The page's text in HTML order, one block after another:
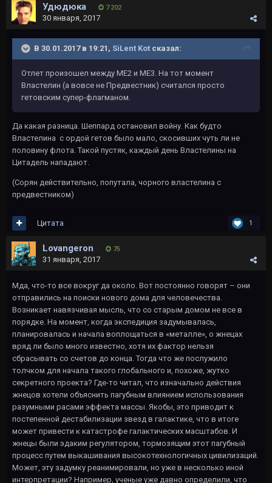
Удюдюка 7 202
30 января, 2017
В 30.01.2017 в 19:21, SiLent Kot сказал:
Отлет произошел между ME2 и ME3. На тот момент
Властелин (а вовсе не Предвестник) считался просто
гетовским супер-флагманом.
Да какая разница. Шеппард остановил войну. Как будто
Властелина с ордой гетов было мало, скосивших чуть ли не
половину флота. Такой пустяк, каждый день Властелины на
Цитадель нападают.
(Сорян действительно, попутала, чорного властелина с
предвестником)
1
Цитата
Lovangeron 75
31 января, 2017
Мда, что-то все вокруг да около. Вот постоянно говорят – они
отправились на поиски нового дома для человечества.
Возникает навязчивая мысль, что со старым домом не все в
порядке. На момент, когда экспедиция задумывалась,
планировалась и начала воплощаться в «металле», о жнецах
вряд ли было много известно, хотя их фактор нельзя
сбрасывать со счетов до конца. Тогда что же послужило
толчком для начала такого глобального и, похоже, жутко
секретного проекта? Где-то читал, что изначально действия
жнецов хотели объяснить пагубным влиянием использования
разумными расами эффекта массы. Якобы, это приводит к
постепенной дестабилизации звезд в галактике, что в итоге
может привести к катастрофе галактических масштабов. И
жнецы были эдаким регулятором, тормозящим этот пагубный
процесс путем выкашивания высокотехнологичных цивилизаций.
Может, эту задумку реанимировали, но уже в несколько иной
интерпретации? Например, ученые уже давно определили, что